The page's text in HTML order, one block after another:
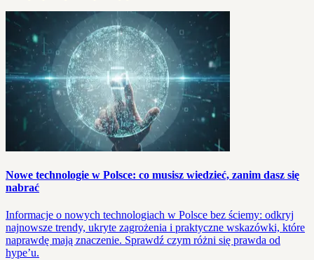
Nowe technologie w Polsce: co musisz wiedzieć, zanim dasz się
nabrać
Informacje o nowych technologiach w Polsce bez ściemy: odkryj
najnowsze trendy, ukryte zagrożenia i praktyczne wskazówki, które
naprawdę mają znaczenie. Sprawdź czym różni się prawda od
hype’u.